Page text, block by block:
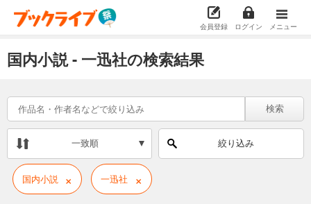
会員登録 ログイン メニュー
国内小説 - 一迅社の検索結果
検索
一致順 絞り込み
国内小説 × 一迅社 ×